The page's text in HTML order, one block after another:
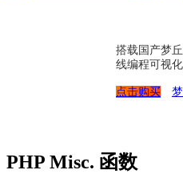
搭载国产梦
线编程可视
点击购买
PHP Misc. 函数